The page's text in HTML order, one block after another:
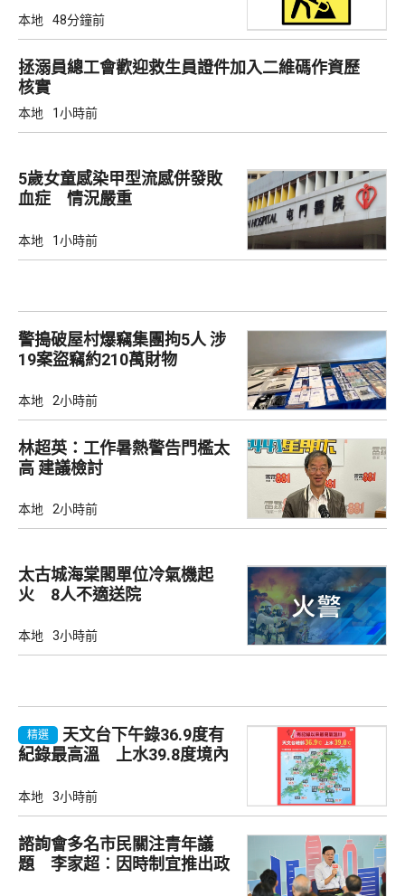
本地 48分鐘前
拯溺員總工會歡迎救生員證件加入二維碼作資歷
核實
本地 1小時前
5歲女童感染甲型流感併發敗
血症 情況嚴重
本地 1小時前
警搗破屋村爆竊集團拘5人 涉
19案盜竊約210萬財物
本地 2小時前
林超英：工作暑熱警告門檻太
高 建議檢討
本地 2小時前
太古城海棠閣單位冷氣機起
火 8人不適送院
本地 3小時前
精選
天文台下午錄36.9度有
紀錄最高溫 上水39.8度境內
本地 3小時前
諮詢會多名市民關注青年議
題 李家超︰因時制宜推出政